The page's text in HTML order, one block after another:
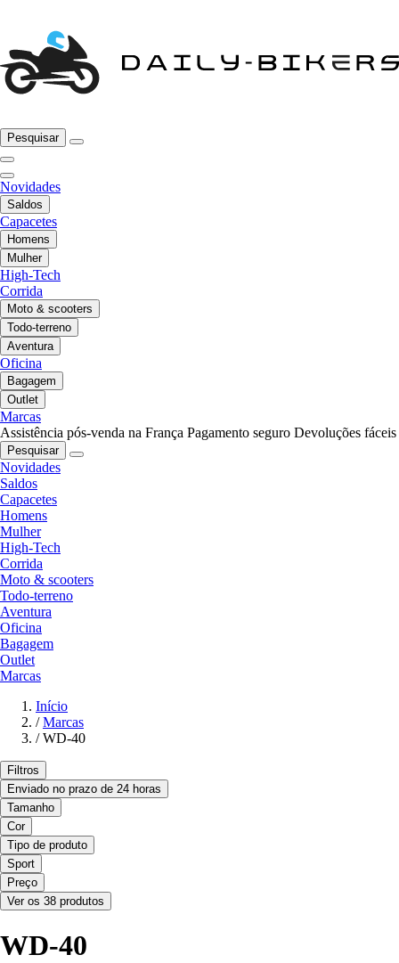
Pesquisar
Novidades
Saldos
Capacetes
Homens
Mulher
High-Tech
Corrida
Moto & scooters
Todo-terreno
Aventura
Oficina
Bagagem
Outlet
Marcas
Assistência pós-venda na França Pagamento seguro Devoluções fáceis
Pesquisar
Novidades
Saldos
Capacetes
Homens
Mulher
High-Tech
Corrida
Moto & scooters
Todo-terreno
Aventura
Oficina
Bagagem
Outlet
Marcas
Início
/ Marcas
/ WD-40
Filtros
Enviado no prazo de 24 horas
Tamanho
Cor
Tipo de produto
Sport
Preço
Ver os 38 produtos
WD-40